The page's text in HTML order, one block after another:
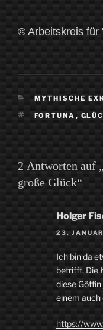
© Arbeitskreis für
KATEGORIEN
MYTHISCHE
FORTUNA ,
2 Antworten auf
große Glück“
Holger
23.
Ich bin da
betrifft. Die
diese
einem auch
https://